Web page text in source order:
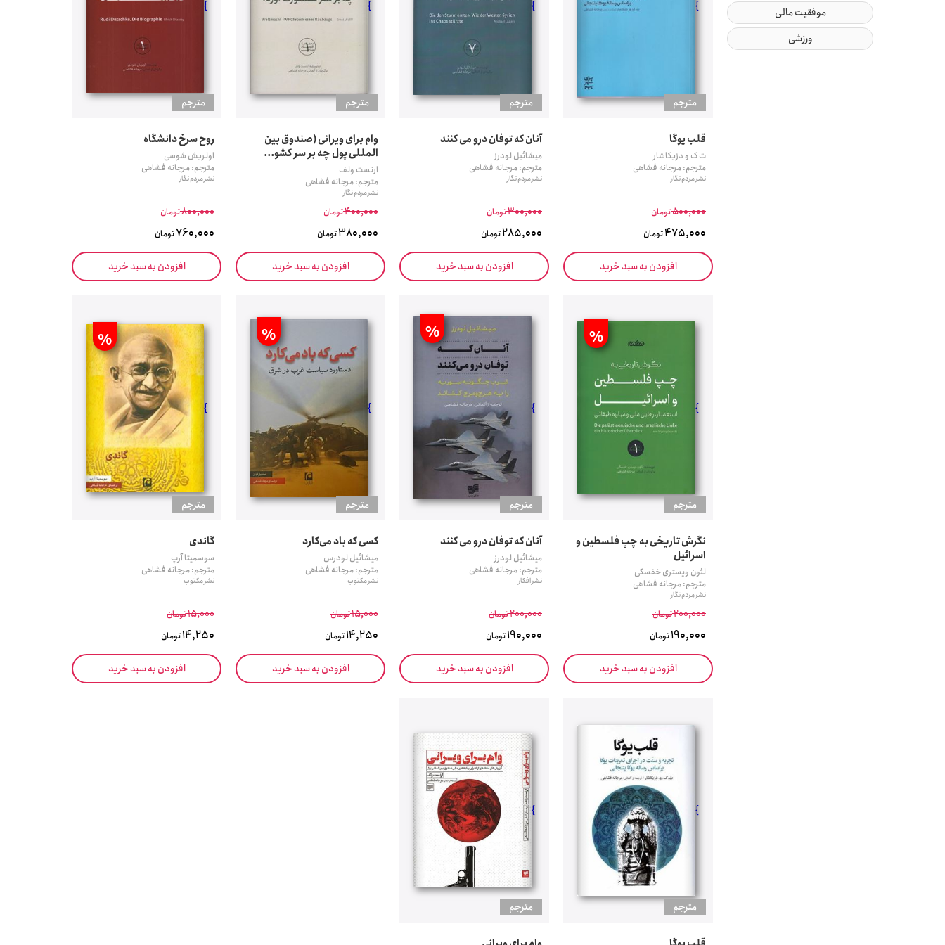
موفقیت مالی
ورزشی
مترجم
}
قلب یوگا
ت ک و دزیکاشار
مترجم: مرجانه فشاهی
نشر مردم نگار
500,000تومان
475,000تومان
افزودن به سبد خرید
مترجم
}
آنان که توفان درو می کنند
میشائیل لودرز
مترجم: مرجانه فشاهی
نشر مردم نگار
300,000تومان
285,000تومان
افزودن به سبد خرید
مترجم
}
وام برای ویرانی (صندوق بین
المللی پول چه بر سر کشو...
ارنست ولف
مترجم: مرجانه فشاهی
نشر مردم نگار
400,000تومان
380,000تومان
افزودن به سبد خرید
مترجم
}
روح سرخ دانشگاه
اولریش شوسی
مترجم: مرجانه فشاهی
نشر مردم نگار
800,000تومان
760,000تومان
افزودن به سبد خرید
مترجم
}
%
نگرش تاریخی به چپ فلسطین و
اسرائیل
لئون ویستری خفسکی
مترجم: مرجانه فشاهی
نشر مردم نگار
200,000تومان
190,000تومان
افزودن به سبد خرید
مترجم
}
%
آنان که توفان درو می کنند
میشائیل لودرز
مترجم: مرجانه فشاهی
نشر افکار
200,000تومان
190,000تومان
افزودن به سبد خرید
مترجم
}
%
کسی که باد می‌کارد
میشائیل لودرس
مترجم: مرجانه فشاهی
نشر مکتوب
15,000تومان
14,250تومان
افزودن به سبد خرید
مترجم
}
%
گاندی
سوسمیتا آرپ
مترجم: مرجانه فشاهی
نشر مکتوب
15,000تومان
14,250تومان
افزودن به سبد خرید
مترجم
}
مترجم
}